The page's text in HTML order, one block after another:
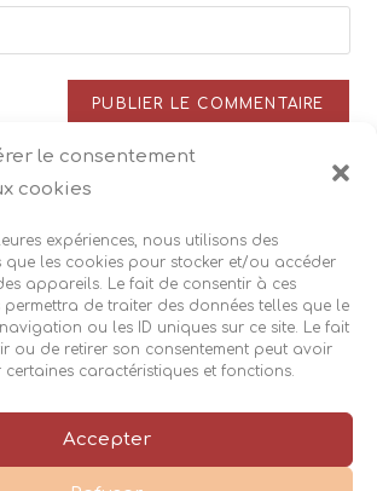
le consentement
cookies
expériences, nous utilisons des
que les cookies pour stocker et/ou accéder
appareils. Le fait de consentir à ces
de traiter des données telles que le
ou les ID uniques sur ce site. Le fait
ou de retirer son consentement peut avoir
certaines caractéristiques et fonctions.
Accepter
façon dont les données de vos
traitées
moi : Accès
légales|Cookies|